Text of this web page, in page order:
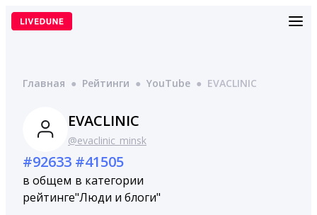
Перейти
Главная ● Рейтинги ● YouTube ● EVACLINIC
EVACLINIC
@evaclinic_minsk
#92633
в общем
рейтинге
#41505
в категории
"Люди и блоги"